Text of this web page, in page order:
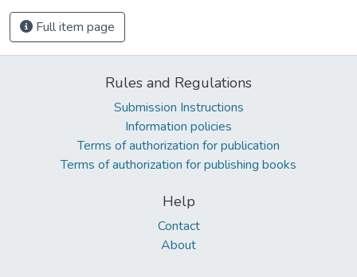
Full item page
Rules and Regulations
Submission Instructions
Information policies
Terms of authorization for publication
Terms of authorization for publishing books
Help
Contact
About